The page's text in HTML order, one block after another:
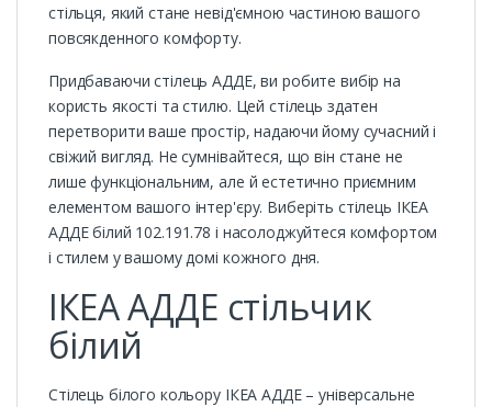
стільця, який стане невід'ємною частиною вашого
повсякденного комфорту.
Придбаваючи стілець АДДЕ, ви робите вибір на
користь якості та стилю. Цей стілець здатен
перетворити ваше простір, надаючи йому сучасний і
свіжий вигляд. Не сумнівайтеся, що він стане не
лише функціональним, але й естетично приємним
елементом вашого інтер'єру. Виберіть стілець ІКЕА
АДДЕ білий 102.191.78 і насолоджуйтеся комфортом
і стилем у вашому домі кожного дня.
ІКЕА АДДЕ стільчик
білий
Стілець білого кольору ІКЕА АДДЕ – універсальне